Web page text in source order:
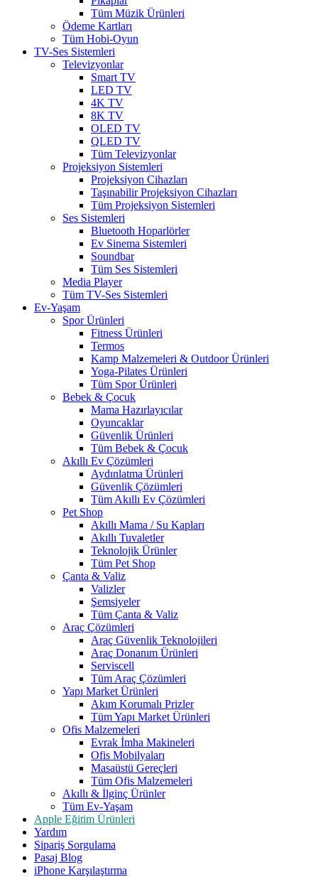
Tüm Müzik Ürünleri
Ödeme Kartları
Tüm Hobi-Oyun
TV-Ses Sistemleri
Televizyonlar
Smart TV
LED TV
4K TV
8K TV
OLED TV
QLED TV
Tüm Televizyonlar
Projeksiyon Sistemleri
Projeksiyon Cihazları
Taşınabilir Projeksiyon Cihazları
Tüm Projeksiyon Sistemleri
Ses Sistemleri
Bluetooth Hoparlörler
Ev Sinema Sistemleri
Soundbar
Tüm Ses Sistemleri
Media Player
Tüm TV-Ses Sistemleri
Ev-Yaşam
Spor Ürünleri
Fitness Ürünleri
Termos
Kamp Malzemeleri & Outdoor Ürünleri
Yoga-Pilates Ürünleri
Tüm Spor Ürünleri
Bebek & Çocuk
Mama Hazırlayıcılar
Oyuncaklar
Güvenlik Ürünleri
Tüm Bebek & Çocuk
Akıllı Ev Çözümleri
Aydınlatma Ürünleri
Güvenlik Çözümleri
Tüm Akıllı Ev Çözümleri
Pet Shop
Akıllı Mama / Su Kapları
Akıllı Tuvaletler
Teknolojik Ürünler
Tüm Pet Shop
Çanta & Valiz
Valizler
Şemsiyeler
Tüm Çanta & Valiz
Araç Çözümleri
Araç Güvenlik Teknolojileri
Araç Donanım Ürünleri
Serviscell
Tüm Araç Çözümleri
Yapı Market Ürünleri
Akım Korumalı Prizler
Tüm Yapı Market Ürünleri
Ofis Malzemeleri
Evrak İmha Makineleri
Ofis Mobilyaları
Masaüstü Gereçleri
Tüm Ofis Malzemeleri
Akıllı & İlginç Ürünler
Tüm Ev-Yaşam
Apple Eğitim Ürünleri
Yardım
Sipariş Sorgulama
Pasaj Blog
iPhone Karşılaştırma